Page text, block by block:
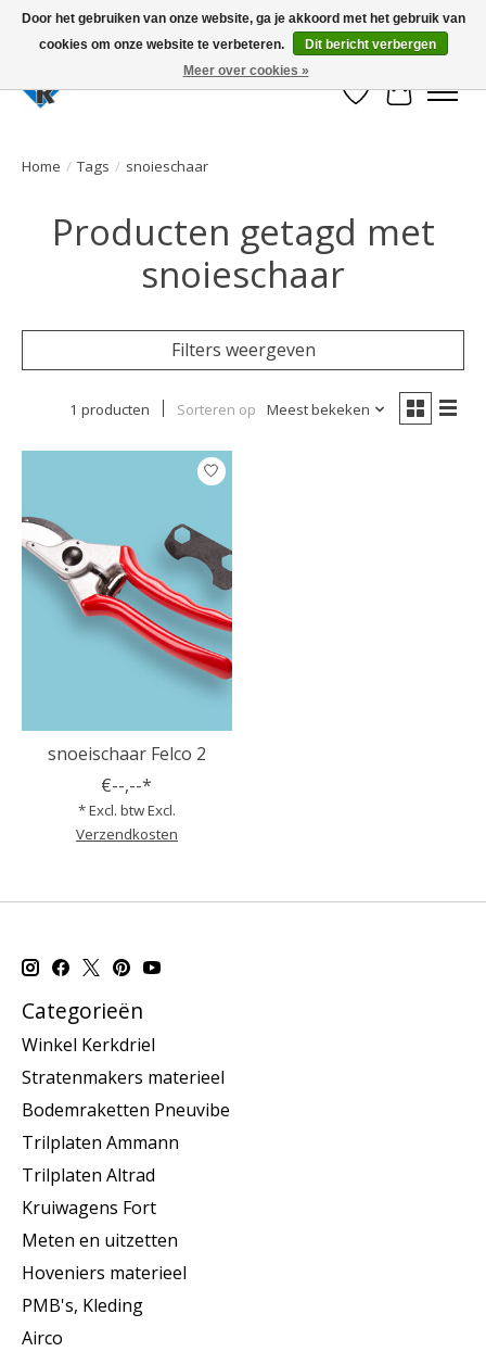
Large selection of products and fast shipping!
Verlanglijst
Home / Tags / snoieschaar
Producten getagd met
snoieschaar
Filters weergeven
1 producten Sorteren op Meest bekeken
snoeischaar Felco 2
€--,--*
* Excl. btw Excl.
Verzendkosten
Categorieën
Winkel Kerkdriel
Stratenmakers materieel
Bodemraketten Pneuvibe
Trilplaten Ammann
Trilplaten Altrad
Kruiwagens Fort
Meten en uitzetten
Hoveniers materieel
PMB's, Kleding
Airco
Door het gebruiken van onze website, ga je akkoord met het gebruik van
cookies om onze website te verbeteren.
Dit bericht verbergen
Meer over cookies »